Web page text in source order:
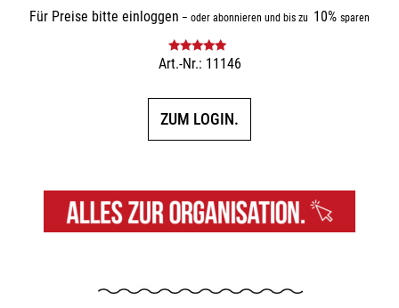
Für Preise bitte einloggen – oder abonnieren und bis zu 10% sparen
Bewertet mit
Art.-Nr.: 11146
ZUM LOGIN.